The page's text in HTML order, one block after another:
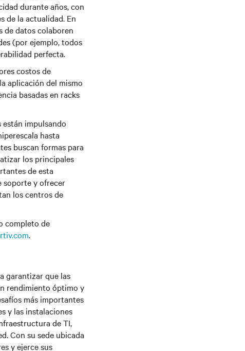
durante años, con
de la actualidad. En
de datos colaboren
(por ejemplo, todos
perfecta.
costos de
aplicación del mismo
basadas en racks
están impulsando
hasta
buscan formas para
los principales
de esta
soporte y ofrecer
los centros de
completo de
.
garantizar que las
rendimiento óptimo y
más importantes
y las instalaciones
de TI,
Con su sede ubicada
y ejerce sus